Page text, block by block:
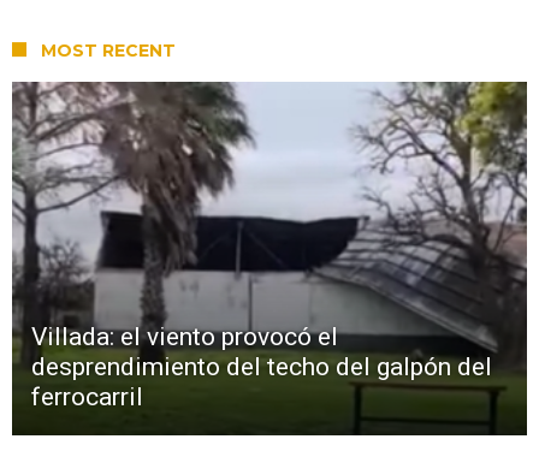
MOST RECENT
Villada: el viento provocó el
desprendimiento del techo del galpón del
ferrocarril